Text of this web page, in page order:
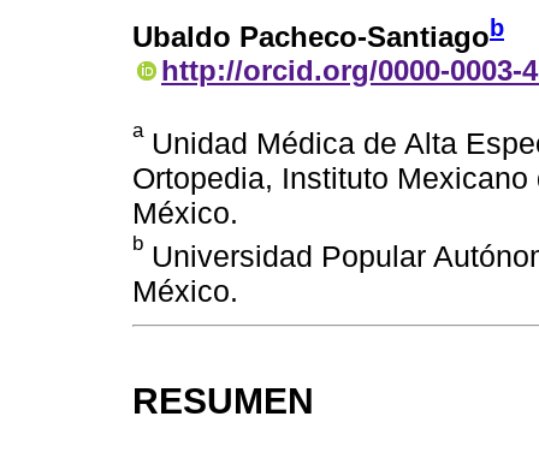
Ubaldo Pacheco-Santiago b
http://orcid.org/0000-0003-
aUnidad Médica de Alta
Ortopedia, Instituto
México.
b Universidad Popular
México.
RESUMEN